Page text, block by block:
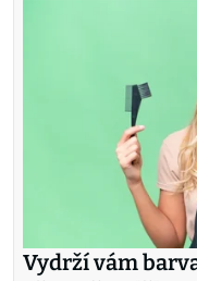
Vydrží vám